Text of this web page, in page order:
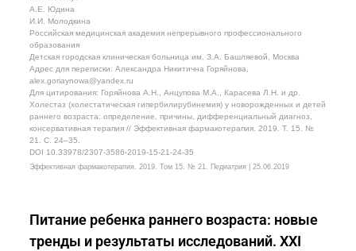
А.Е. Юдина
И.И. Молодкина
Российская медицинская академия непрерывного профессионального
образования
Детская городская клиническая больница им. З.А. Башляевой, Москва
Адрес для переписки: Александра Никитична Горяйнова,
alex.goriaynowa@yandex.ru
Для цитирования: Горяйнова А.Н., Анцупова М.А., Карасева Л.Н. и др.
Холестаз (холестатическая гипербилирубинемия) у новорожденных и детей
раннего возраста: определение, причины, дифференциальный диагноз,
консервативная терапия // Эффективная фармакотерапия. 2019. Т. 15. №
21. С. 24–35.
DOI 10.33978/2307-3586-2019-15-21-24-35
Эффективная фармакотерапия. 2019. Том 15. № 21. Педиатрия | 25.06.2019
Питание ребенка раннего возраста: новые
тренды и результаты исследований. XXI